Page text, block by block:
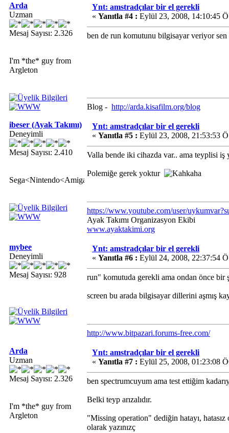
Arda
Uzman
Mesaj Sayısı: 2.326
I'm *the* guy from
Argleton
Ynt: amstradçılar bir el gerekli
« Yanıtla #4 : Eylül 23, 2008, 14:10:45
ben de run komutunu bilgisayar veriyor
Blog - http://arda.kisafilm.org/blog
ibeser (Ayak Takımı)
Deneyimli
Mesaj Sayısı: 2.410
Sega<Nintendo<Amiga
Ynt: amstradçılar bir el gerekli
« Yanıtla #5 : Eylül 23, 2008, 21:53:53
Valla bende iki cihazda var.. ama teyplisi iş
Polemiğe gerek yoktur
https://www.youtube.com/user/
Ayak Takımı Organizasyon Ekibi
www.ayaktakimi.org
mybee
Deneyimli
Mesaj Sayısı: 928
Ynt: amstradçılar bir el gerekli
« Yanıtla #6 : Eylül 24, 2008, 22:37:54
run" komutuda gerekli ama ondan önce bir
screen bu arada bilgisayar dillerini aşmış
http://www.bitpazari.forums-free.com/
Arda
Uzman
Mesaj Sayısı: 2.326
I'm *the* guy from
Argleton
Ynt: amstradçılar bir el gerekli
« Yanıtla #7 : Eylül 25, 2008, 01:23:08
ben spectrumcuyum ama test ettiğim
Belki teyp arızalıdır.
"Missing operation" dediğin hatayı,
olarak yazınızç